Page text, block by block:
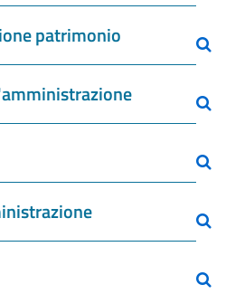
patrimonio